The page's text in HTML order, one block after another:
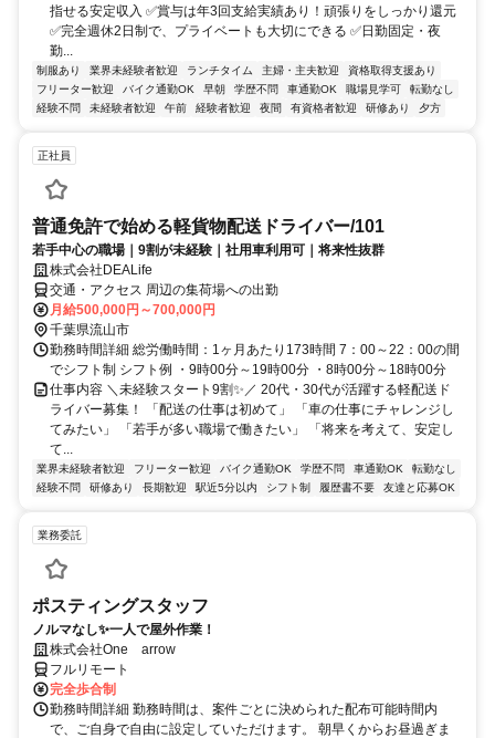
指せる安定収入 ✅賞与は年3回支給実績あり！頑張りをしっかり還元
✅完全週休2日制で、プライベートも大切にできる ✅日勤固定・夜
勤...
制服あり 業界未経験者歓迎 ランチタイム 主婦・主夫歓迎
資格取得支援あり
フリーター歓迎
バイク通勤OK 早朝 学歴不問 車通勤OK 職場見学可
転勤なし
経験不問
未経験者歓迎 午前 経験者歓迎 夜間 有資格者歓迎 研修あり 夕方
正社員
普通免許で始める軽貨物配送ドライバー/101
若手中心の職場｜9割が未経験｜社用車利用可｜将来性抜群
株式会社DEALife
交通・アクセス 周辺の集荷場への出勤
月給500,000円～700,000円
千葉県流山市
勤務時間詳細 総労働時間：1ヶ月あたり173時間 7：00～22：00の間
でシフト制 シフト例 ・9時00分～19時00分 ・8時00分～18時00分
仕事内容 ＼未経験スタート9割✨／ 20代・30代が活躍する軽配送ド
ライバー募集！ 「配送の仕事は初めて」 「車の仕事にチャレンジし
てみたい」 「若手が多い職場で働きたい」 「将来を考えて、安定し
て...
業界未経験者歓迎 フリーター歓迎 バイク通勤OK 学歴不問 車通勤OK
転勤なし
経験不問
研修あり 長期歓迎 駅近5分以内 シフト制 履歴書不要 友達と応募OK
業務委託
ポスティングスタッフ
ノルマなし✨一人で屋外作業！
株式会社One arrow
フルリモート
完全歩合制
勤務時間詳細 勤務時間は、案件ごとに決められた配布可能時間内
で、ご自身で自由に設定していただけます。 朝早くからお昼過ぎま